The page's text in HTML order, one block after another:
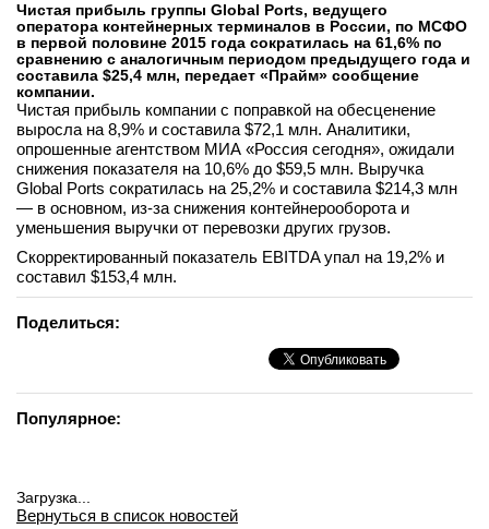
Lifestyle
Мероприятия
Новости
Интервью
вконтакте
телеграм
Стать автором
Чистая прибыль группы Global Ports, ведущего
оператора контейнерных терминалов в России, по МСФО
в первой половине 2015 года сократилась на 61,6% по
сравнению с аналогичным периодом предыдущего года и
составила $25,4 млн, передает «Прайм» сообщение
компании.
Чистая прибыль компании с поправкой на обесценение
выросла на 8,9% и составила $72,1 млн. Аналитики,
опрошенные агентством МИА «Россия сегодня», ожидали
снижения показателя на 10,6% до $59,5 млн. Выручка
Global Ports сократилась на 25,2% и составила $214,3 млн
— в основном, из-за снижения контейнерооборота и
уменьшения выручки от перевозки других грузов.
Скорректированный показатель EBITDA упал на 19,2% и
составил $153,4 млн.
Поделиться:
Популярное:
Загрузка...
Вернуться в список новостей